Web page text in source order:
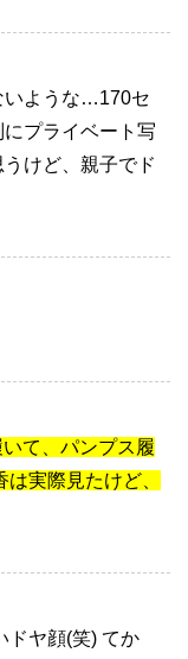
いような…170セ
プライベート写
けど、親子でド
いて、パンプス履
は実際見たけど、
ドヤ顔(笑) てか